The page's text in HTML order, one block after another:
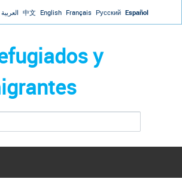
Jump to navigationالعربية 中文 English Français Русский Español
y